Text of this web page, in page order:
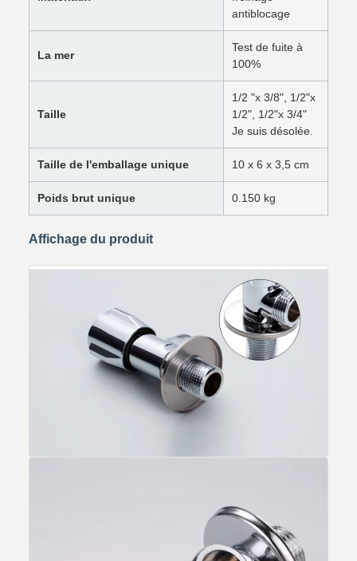
antiblocage
La mer
Test de fuite à
100%
Taille
1/2 "x 3/8", 1/2"x
1/2", 1/2"x 3/4"
Je suis désolée.
Taille de l'emballage unique 10 x 6 x 3,5 cm
Poids brut unique 0.150 kg
Affichage du produit